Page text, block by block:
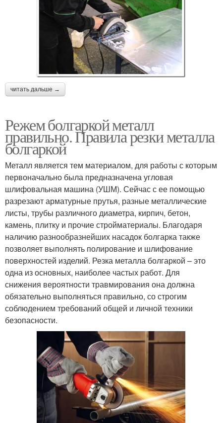
читать дальше →
Режем болгаркой металл
правильно. Правила резки металла
болгаркой
Металл является тем материалом, для работы с которым
первоначально была предназначена угловая
шлифовальная машина (УШМ). Сейчас с ее помощью
разрезают арматурные прутья, разные металлические
листы, трубы различного диаметра, кирпич, бетон,
камень, плитку и прочие стройматериалы. Благодаря
наличию разнообразнейших насадок болгарка также
позволяет выполнять полирование и шлифование
поверхностей изделий. Резка металла болгаркой – это
одна из основных, наиболее частых работ. Для
снижения вероятности травмирования она должна
обязательно выполняться правильно, со строгим
соблюдением требований общей и личной техники
безопасности.